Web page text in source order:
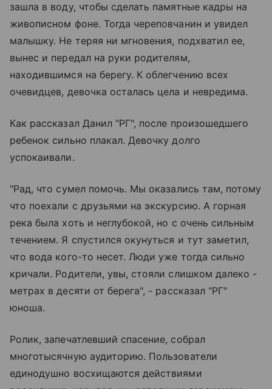
зашла в воду, чтобы сделать памятные кадры на
живописном фоне. Тогда череповчанин и увидел
малышку. Не теряя ни мгновения, подхватил ее,
вынес и передал на руки родителям,
находившимся на берегу. К облегчению всех
очевидцев, девочка осталась цела и невредима.
Как рассказал Данил "РГ", после произошедшего
ребенок сильно плакал. Девочку долго
успокаивали.
"Рад, что сумел помочь. Мы оказались там, потому
что поехали с друзьями на экскурсию. А горная
река была хоть и неглубокой, но с очень сильным
течением. Я спустился окунуться и тут заметил,
что вода кого-то несет. Люди уже тогда сильно
кричали. Родители, увы, стояли слишком далеко -
метрах в десяти от берега", - рассказал "РГ"
юноша.
Ролик, запечатлевший спасение, собрал
многотысячную аудиторию. Пользователи
единодушно восхищаются действиями